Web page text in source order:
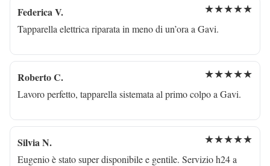
Federica V. ★★★★★
Tapparella elettrica riparata in meno di un’ora a Gavi.
Roberto C. ★★★★★
Lavoro perfetto, tapparella sistemata al primo colpo a Gavi.
Silvia N. ★★★★★
Eugenio è stato super disponibile e gentile. Servizio h24 a